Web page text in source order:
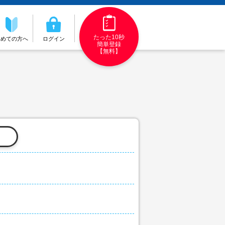
ての方へ ログイン
たった10秒
簡単登録
【無料】